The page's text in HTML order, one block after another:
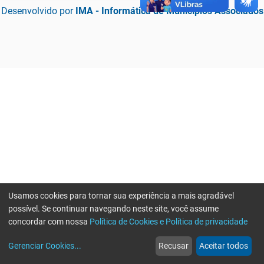
Desenvolvido por IMA - Informática de Municípios Associados
web
Notícias
more_horiz
Mais
Usamos cookies para tornar sua experiência a mais agradável
possível. Se continuar navegando neste site, você assume
concordar com nossa Política de Cookies e Política de privacidade
Gerenciar Cookies... Recusar Aceitar todos
Erro ao enviar informações, por favor tente novamente